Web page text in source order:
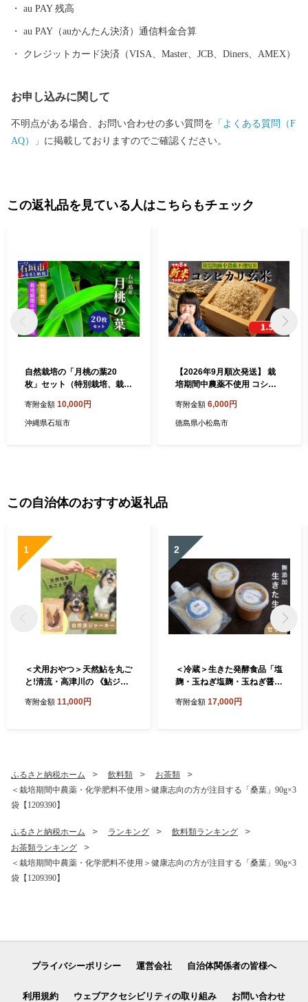
口駅を出発駅として、JR津和野駅まで運行するSLやまぐち号。 全
長約95kmにわたる鉄道路線を古めかしい蒸気機関車が運行してい
ます。 市街地を抜け山間部に入ると、どこか懐かしい田園風景の
路線を走る車両は、その優雅なたたずまいから「貴婦人」の愛称
au PAY 残高
au PAY（auかんたん決済）通信料金合算
クレジットカード決済（VISA、Master、JCB、Diners、AMEX）
お申し込みに関して
不明点がある場合、お問い合わせの多い質問を 「よくある質問（F
AQ）」 に掲載しておりますのでご確認ください。
この返礼品を見ている人はこちらもチェック
自然栽培の「月桃の葉20
枚」セット（特別栽培、栽培
県 石垣島産 月桃 葉 鑑賞 化
学肥料不使用 】OI-15
寄附金額 10,000円
沖縄県石垣市
【2026年9月順次発送】 栽
培期間中農薬不使用 コシヒ
肥料不使用 こめ 健康 ご飯 ダ
イエット 栄養豊富 ビタミン
寄附金額 6,000円
徳島県小松島市
この自治体のおすすめ返礼品
1
＜犬用おやつ＞天然鮎を丸ご
と!清流・高津川の 《鮎ジャ
使用)【1762174】
寄附金額 11,000円
2
＜冷蔵＞生きた発酵食品「塩
麹・玉ねぎ塩麹・玉ねぎ醤油
寄附金額 17,000円
ふるさと納税ホーム 飲料類
お茶類
＜栽培期間中農薬・化学肥料不使用＞健康志向の方が注目する「桑葉」90g×3
袋【1209390】
ふるさと納税ホーム ランキング
飲料類ランキング
お茶類ランキング
＜栽培期間中農薬・化学肥料不使用＞健康志向の方が注目する「桑葉」90g×3
袋【1209390】
プライバシーポリシー 運営会社 自治体関係者の皆様へ
利用規約 ウェブアクセシビリティの取り組み お問い合わせ